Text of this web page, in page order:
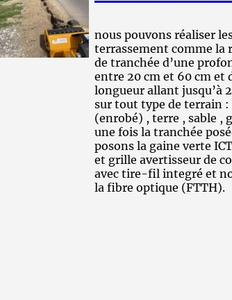
nous pouvons réaliser
terrassement comme la
de tranchée d’une
entre 20 cm et 60 cm et
longueur allant jusqu’à
sur tout type de terrain
(enrobé) , terre , sable ,
une fois la tranchée
posons la gaine verte
et grille avertisseur de
avec tire-fil integré et
la fibre optique (FTTH).